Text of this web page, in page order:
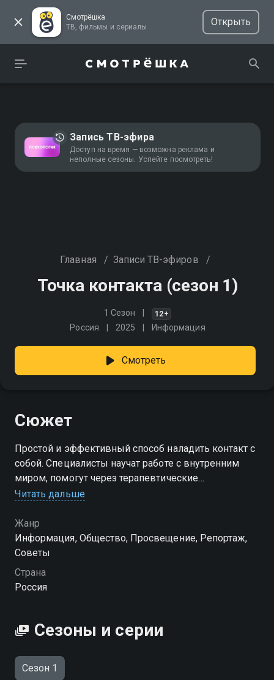
Смотрёшка
ТВ, фильмы и сериалы
Открыть
Запись ТВ-эфира
Доступ на время — возможна реклама и
неполные сезоны. Успейте посмотреть!
Главная / Записи ТВ-эфиров /
Точка контакта (сезон 1)
1 Сезон 12+
Россия 2025 Информация
Смотреть
Сюжет
Простой и эффективный способ наладить контакт с
собой. Специалисты научат работе с внутренним
миром, помогут через терапевтические
визуализации наполнить жизнь энергией и
Посмотреть онлайн 1 сезон сериала Точка контакта
вы можете совершенно бесплатно в хорошем HD
качестве на Смотрёшке
Читать дальше
Жанр
Информация, Общество, Просвещение, Репортаж,
Советы
Страна
Россия
Сезоны и серии
Сезон 1